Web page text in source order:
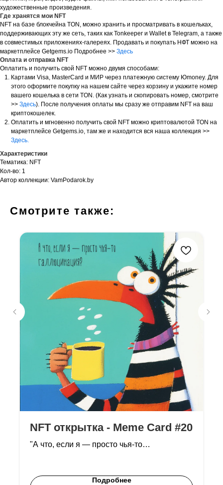
художественные произведения.
Где хранятся мои NFT
NFT на базе блокчейна TON, можно хранить и просматривать в кошельках,
поддерживающих эту же сеть, таких как Tonkeeper и Wallet в Telegram, а также
в совместимых приложениях-галереях. Продавать и покупать НФТ можно на
маркетплейсе Getgems.io Подробнее >> Здесь
Оплата и отправка NFT
Оплатить и получить свой NFT можно двумя способами:
Картами Visa, MasterCard и МИР через платежную систему Юmoney. Для
этого оформите покупку на нашем сайте через корзину и укажите номер
вашего кошелька в сети TON. (Как узнать и скопировать номер, смотрите
>> Здесь). После получения оплаты мы сразу же отправим NFT на ваш
криптокошелек.
Оплатить и мгновенно получить свой NFT можно криптовалютой TON на
маркетплейсе Getgems.io, там же и находится вся наша коллекция >>
Здесь.
Характеристики
Тематика: NFT
Кол-во: 1
Автор коллекции: VamPodarok.by
Смотрите также:
NFT открытка - Meme Card #20
"А что, если я — просто чья-то
в сети TON для пользователей
Подробнее